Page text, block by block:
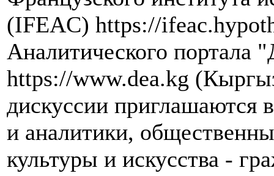
(IFEAC) https://
Аналитического портала
https://www.dea.kg
дискуссии приглашаются
и аналитики,
культуры и искусства -